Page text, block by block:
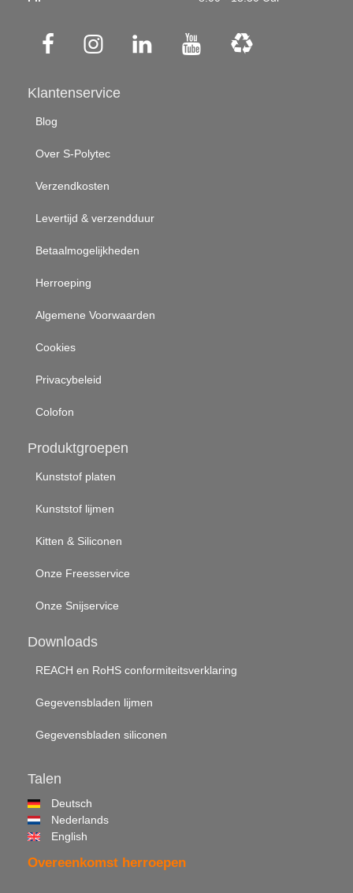
Klantenservice
Blog
Over S-Polytec
Verzendkosten
Levertijd & verzendduur
Betaalmogelijkheden
Herroeping
Algemene Voorwaarden
Cookies
Privacybeleid
Colofon
Produktgroepen
Kunststof platen
Kunststof lijmen
Kitten & Siliconen
Onze Freesservice
Onze Snijservice
Downloads
REACH en RoHS conformiteitsverklaring
Gegevensbladen lijmen
Gegevensbladen siliconen
Talen
Deutsch
Nederlands
English
Overeenkomst herroepen